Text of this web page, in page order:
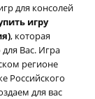
для консолей
игру
, которая
Вас. Игра
регионе
Российского
для вас